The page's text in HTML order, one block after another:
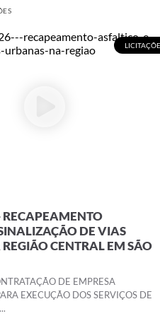
DE VIAS
CENTRAL EM SÃO
DE EMPRESA
EXECUÇÃO DOS SERVIÇOS DE